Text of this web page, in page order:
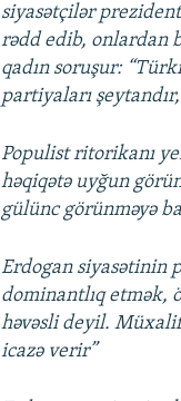
siyasətçilər
rədd edib, onlardan
qadın soruşur:
partiyaları
Populist ritorikanı
həqiqətə uyğun
gülünc görünməyə
Erdogan siyasətinin
dominantlıq etmək,
həvəsli deyil.
icazə verir”